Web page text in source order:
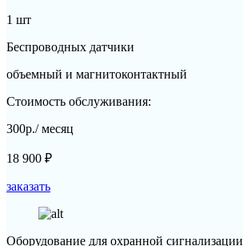
1 шт
Беспроводных датчики
объемный и магнитоконтактный
Стоимость обслуживания:
300р./ месяц
18 900 ₽
заказать
Оборудование для охранной сигнализации